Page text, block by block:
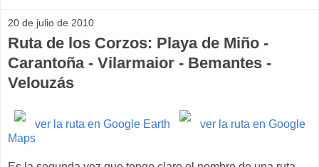
20 de julio de 2010
Ruta de los Corzos: Playa de Miño -
Carantoña - Vilarmaior - Bemantes -
Velouzás
ver la ruta en Google Earth
ver la ruta en Google
Maps